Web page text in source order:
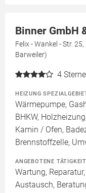
Binner GmbH
Felix - Wankel - Str.
Barweiler)
4
HEIZUNG
Wärmepumpe,
BHKW,
Kamin / Ofen,
Brennstoffzelle,
ANGEBOTENE
Wartung,
Austausch,